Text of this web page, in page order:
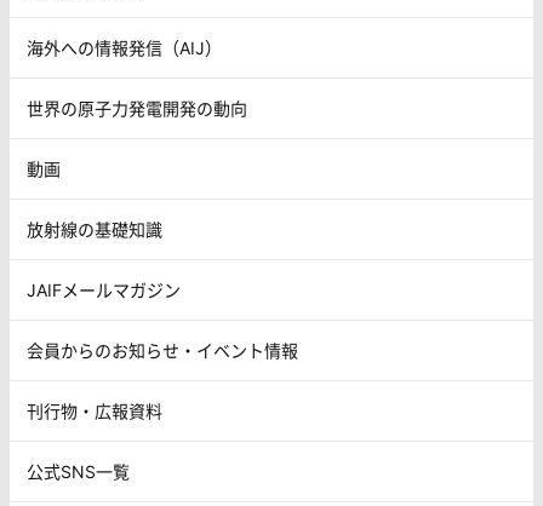
海外への情報発信（AIJ）
世界の原子力発電開発の動向
動画
放射線の基礎知識
JAIFメールマガジン
会員からのお知らせ・イベント情報
刊行物・広報資料
公式SNS一覧